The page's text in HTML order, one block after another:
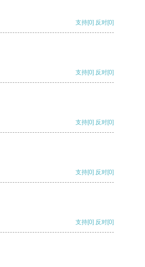
支持[0] 反对[0]
支持[0] 反对[0]
支持[0] 反对[0]
支持[0] 反对[0]
支持[0] 反对[0]